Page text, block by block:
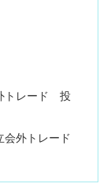
トレード 投
外トレード